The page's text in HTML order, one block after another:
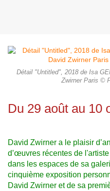
Détail "Untitled", 2018 de Isa
Zwirner Paris ©
Du 29 août au 10
David Zwirner a le plaisir
d’œuvres récentes de
dans les espaces de sa
cinquième exposition
David Zwirner et de sa